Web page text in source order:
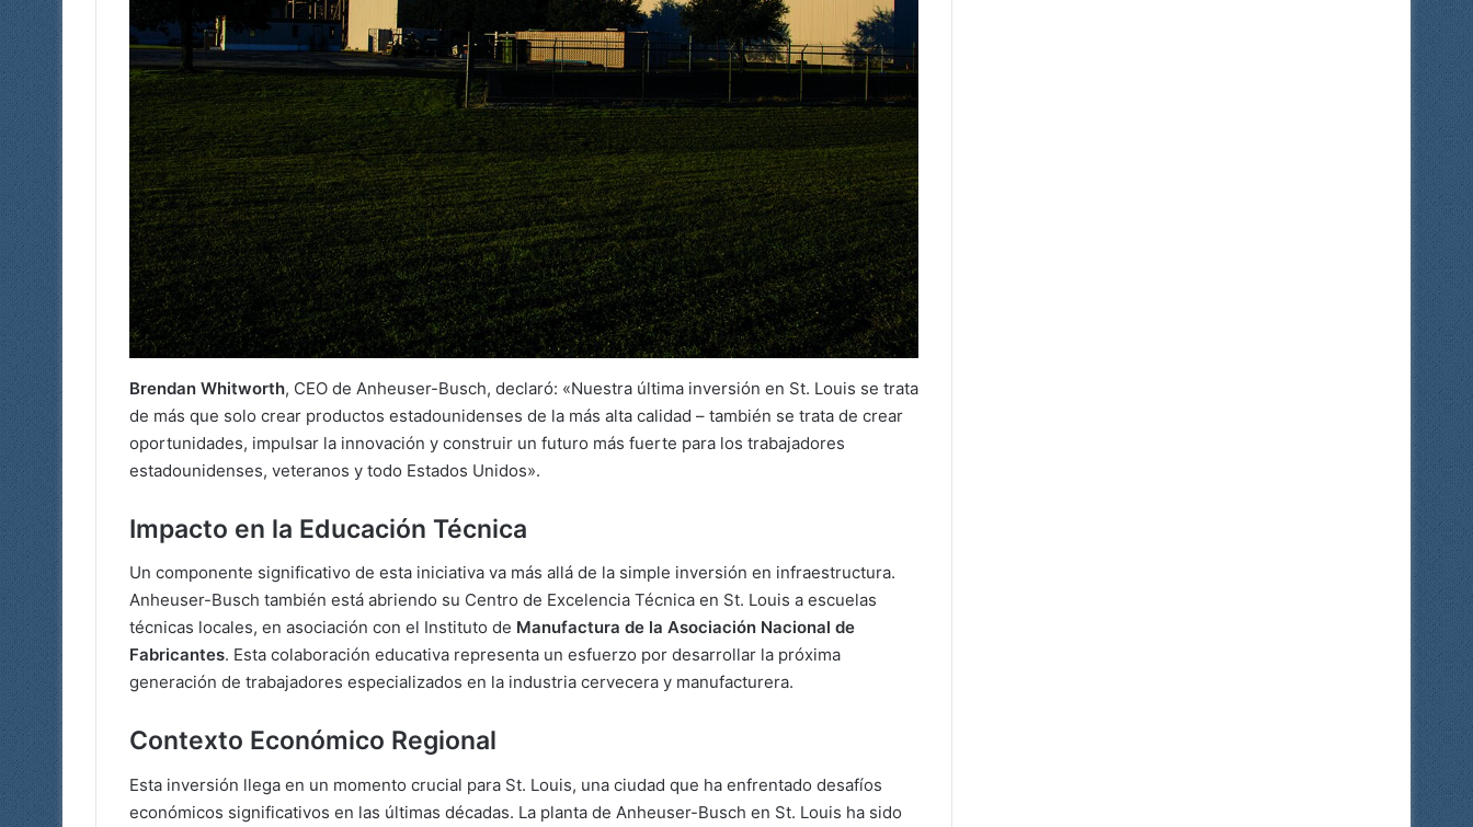
Brendan Whitworth, CEO de Anheuser-Busch, declaró: «Nuestra última inversión en St. Louis se trata
de más que solo crear productos estadounidenses de la más alta calidad – también se trata de crear
oportunidades, impulsar la innovación y construir un futuro más fuerte para los trabajadores
estadounidenses, veteranos y todo Estados Unidos».
Impacto en la Educación Técnica
Un componente significativo de esta iniciativa va más allá de la simple inversión en infraestructura.
Anheuser-Busch también está abriendo su Centro de Excelencia Técnica en St. Louis a escuelas
técnicas locales, en asociación con el Instituto de Manufactura de la Asociación Nacional de
Fabricantes. Esta colaboración educativa representa un esfuerzo por desarrollar la próxima
generación de trabajadores especializados en la industria cervecera y manufacturera.
Contexto Económico Regional
Esta inversión llega en un momento crucial para St. Louis, una ciudad que ha enfrentado desafíos
económicos significativos en las últimas décadas. La planta de Anheuser-Busch en St. Louis ha sido